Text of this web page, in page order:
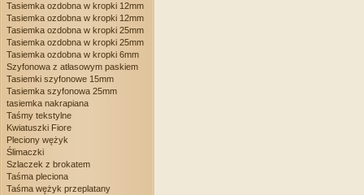
Tasiemka ozdobna w kropki 12mm
Tasiemka ozdobna w kropki 12mm
Tasiemka ozdobna w kropki 25mm
Tasiemka ozdobna w kropki 25mm
Tasiemka ozdobna w kropki 6mm
Szyfonowa z atłasowym paskiem
Tasiemki szyfonowe 15mm
Tasiemka szyfonowa 25mm
tasiemka nakrapiana
Taśmy tekstylne
Kwiatuszki Fiore
Pleciony wężyk
Ślimaczki
Szlaczek z brokatem
Taśma pleciona
Taśma wężyk przeplatany